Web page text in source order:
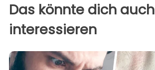
Das könnte dich auch
interessieren